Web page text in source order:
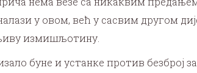
у овом, већ у сасвим другом
измишљотину.
буне и устанке против безброј